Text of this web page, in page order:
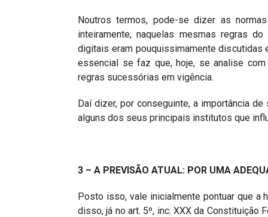
Noutros termos, pode-se dizer as
inteiramente, naquelas mesmas regras
digitais eram pouquissimamente discutidas
essencial se faz que, hoje, se analise
regras sucessórias em vigência.
Daí dizer, por conseguinte, a importância
alguns dos seus principais institutos que
3 – A PREVISÃO ATUAL: POR UMA
Posto isso, vale inicialmente pontuar que a
disso, já no art. 5º, inc. XXX da Constituição